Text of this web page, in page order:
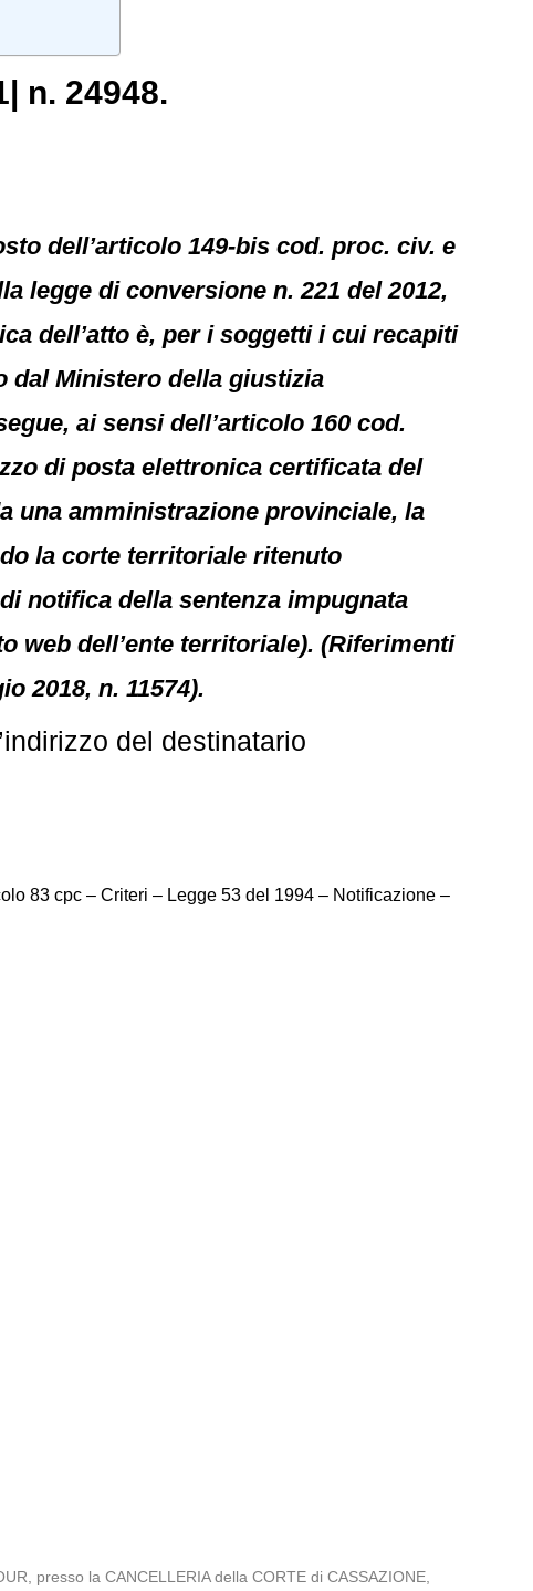
n. 24948.
dell’articolo 149-bis cod. proc. civ. e
legge di conversione n. 221 del 2012,
dell’atto è, per i soggetti i cui recapiti
dal Ministero della giustizia
ai sensi dell’articolo 160 cod.
di posta elettronica certificata del
una amministrazione provinciale, la
la corte territoriale ritenuto
notifica della sentenza impugnata
web dell’ente territoriale). (Riferimenti
2018, n. 11574).
del destinatario
83 cpc – Criteri – Legge 53 del 1994 – Notificazione –
presso la CANCELLERIA della CORTE di CASSAZIONE,